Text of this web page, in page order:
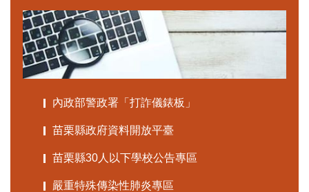
內政部警政署「打詐儀錶板」
苗栗縣政府資料開放平臺
苗栗縣30人以下學校公告專區
嚴重特殊傳染性肺炎專區